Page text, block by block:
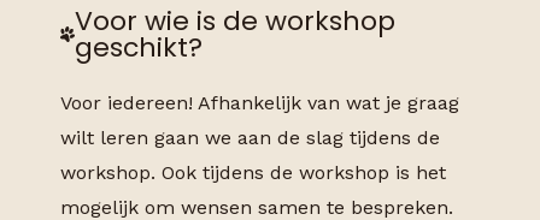
Voor wie is de workshop
geschikt?
Voor iedereen! Afhankelijk van wat je graag
wilt leren gaan we aan de slag tijdens de
workshop. Ook tijdens de workshop is het
mogelijk om wensen samen te bespreken.